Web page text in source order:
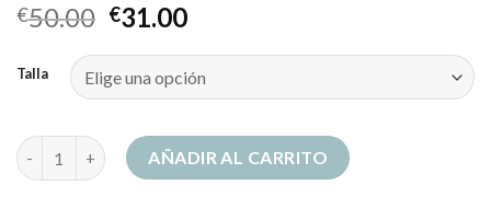
€50.00 €31.00
Talla
sudadera deportiva mujer cantidad
AÑADIR AL CARRITO